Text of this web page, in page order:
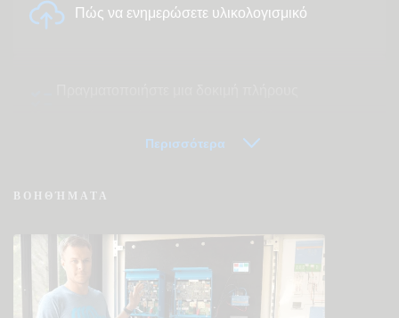
Πώς να ενημερώσετε υλικολογισμικό
Συχνές ερωτήσεις για VRM - Εξ Αποστάσεως
Δείτε στη γνωσιακή βάση της κοινότητάς μας
Περισσότερα
ΒΟΗΘΉΜΑΤΑ